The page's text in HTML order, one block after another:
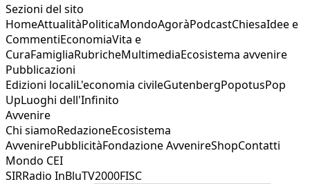
Sezioni del sito
HomeAttualitàPoliticaMondoAgoràPodcastChiesaIdee e
CommentiEconomiaVita e
CuraFamigliaRubricheMultimediaEcosistema avvenire
Pubblicazioni
Edizioni localiL'economia civileGutenbergPopotusPop
UpLuoghi dell'Infinito
Avvenire
Chi siamoRedazioneEcosistema
AvvenirePubblicitàFondazione AvvenireShopContatti
Mondo CEI
SIRRadio InBluTV2000FISC